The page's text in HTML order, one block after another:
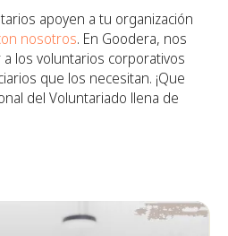
apoyen a tu organización
nosotros. En Goodera, nos
los voluntarios corporativos
que los necesitan. ¡Que
del Voluntariado llena de